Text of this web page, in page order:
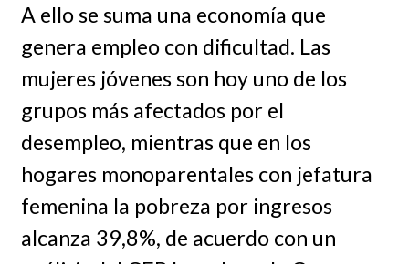
A ello se suma una economía que
genera empleo con dificultad. Las
mujeres jóvenes son hoy uno de los
grupos más afectados por el
desempleo, mientras que en los
hogares monoparentales con jefatura
femenina la pobreza por ingresos
alcanza 39,8%, de acuerdo con un